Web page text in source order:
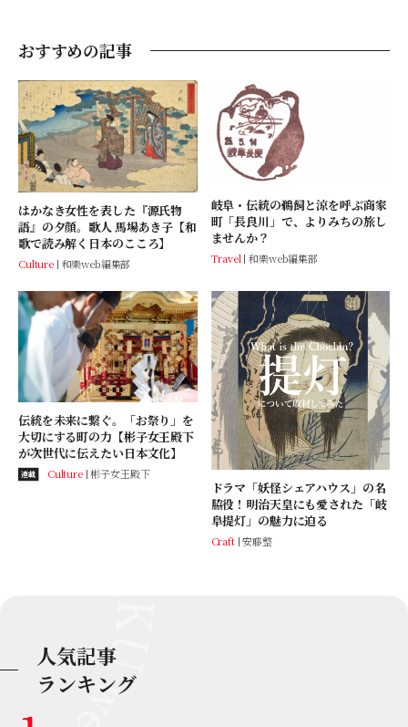
おすすめの記事
はかなき女性を表した『源氏物
語』の夕顔。歌人 馬場あき子【和
歌で読み解く日本のこころ】
Culture 和樂web編集部
岐阜・伝統の鵜飼と涼を呼ぶ商家
町「長良川」で、よりみちの旅し
ませんか？
Travel 和樂web編集部
伝統を未来に繋ぐ。「お祭り」を
大切にする町の力【彬子女王殿下
が次世代に伝えたい日本文化】
連載 Culture 彬子女王殿下
ドラマ「妖怪シェアハウス」の名
脇役！明治天皇にも愛された「岐
阜提灯」の魅力に迫る
Craft 安藤整
人気記事
ランキング